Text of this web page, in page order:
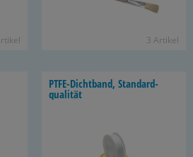
3 Ar­ti­kel
PTFE-​Dichtband, Stan­dard­
qua­li­tät